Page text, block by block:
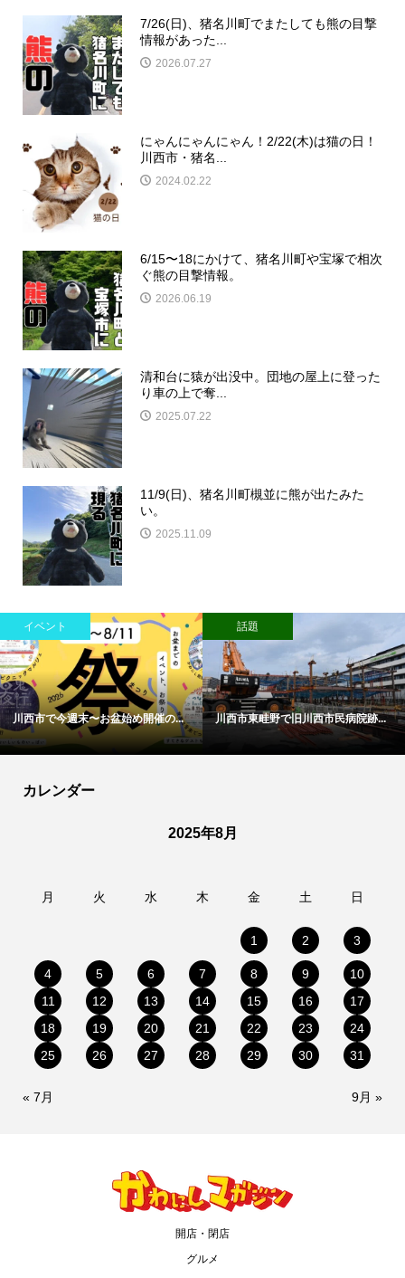
7/26(日)、猪名川町でまたしても熊の目撃
情報があった...
2026.07.27
にゃんにゃんにゃん！2/22(木)は猫の日！
川西市・猪名...
2024.02.22
6/15〜18にかけて、猪名川町や宝塚で相次
ぐ熊の目撃情報。
2026.06.19
清和台に猿が出没中。団地の屋上に登った
り車の上で奪...
2025.07.22
11/9(日)、猪名川町槻並に熊が出たみた
い。
2025.11.09
イベント
川西市で今週末〜お盆始め開催の...
話題
川西市東畦野で旧川西市民病院跡...
カレンダー
2025年8月
月 火 水 木 金 土 日
1 2 3
4 5 6 7 8 9
10
11
12 13 14 15 16
17
18
19 20 21 22 23
24
25
26 27 28 29 30 31
« 7月 9月 »
開店・閉店
グルメ